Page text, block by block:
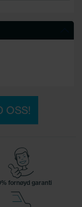
OSS!
fornøyd garanti